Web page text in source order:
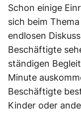
Schon einige
sich beim
endlosen
Beschäftigte
ständigen
Minute
Beschäftigte
Kinder oder